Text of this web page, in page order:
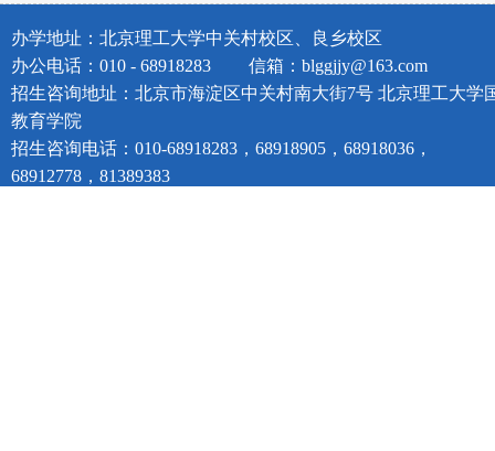
办学地址：北京理工大学中关村校区、良乡校区
办公电话：010 - 68918283
信箱：blggjjy@163.com
招生咨询地址：北京市海淀区中关村南大街7号 北京理工大学
教育学院
招生咨询电话：010-68918283，68918905，68918036，
68912778，81389383